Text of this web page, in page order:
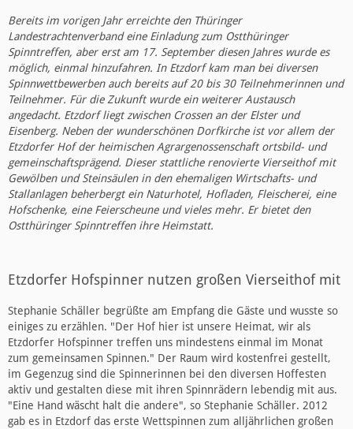
Bereits im vorigen Jahr erreichte den Thüringer
Landestrachtenverband eine Einladung zum Ostthüringer
Spinntreffen, aber erst am 17. September diesen Jahres wurde es
möglich, einmal hinzufahren. In Etzdorf kam man bei diversen
Spinnwettbewerben auch bereits auf 20 bis 30 Teilnehmerinnen und
Teilnehmer. Für die Zukunft wurde ein weiterer Austausch
angedacht. Etzdorf liegt zwischen Crossen an der Elster und
Eisenberg. Neben der wunderschönen Dorfkirche ist vor allem der
Etzdorfer Hof der heimischen Agrargenossenschaft ortsbild- und
gemeinschaftsprägend. Dieser stattliche renovierte Vierseithof mit
Gewölben und Steinsäulen in den ehemaligen Wirtschafts- und
Stallanlagen beherbergt ein Naturhotel, Hofladen, Fleischerei, eine
Hofschenke, eine Feierscheune und vieles mehr. Er bietet den
Ostthüringer Spinntreffen ihre Heimstatt.
Etzdorfer Hofspinner nutzen großen Vierseithof mit
Stephanie Schäller begrüßte am Empfang die Gäste und wusste so
einiges zu erzählen. "Der Hof hier ist unsere Heimat, wir als
Etzdorfer Hofspinner treffen uns mindestens einmal im Monat
zum gemeinsamen Spinnen." Der Raum wird kostenfrei gestellt,
im Gegenzug sind die Spinnerinnen bei den diversen Hoffesten
aktiv und gestalten diese mit ihren Spinnrädern lebendig mit aus.
"Eine Hand wäscht halt die andere", so Stephanie Schäller. 2012
gab es in Etzdorf das erste Wettspinnen zum alljährlichen großen